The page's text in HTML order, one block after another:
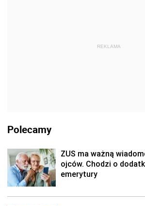
REKLAMA
Polecamy
ZUS ma ważną
ojców. Chodzi o
emerytury